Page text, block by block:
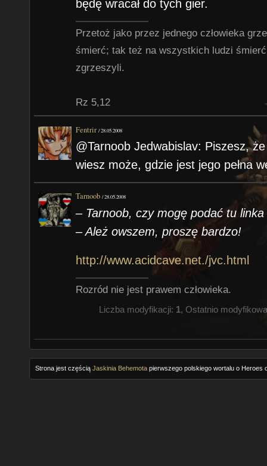
przez 3DO odnośnie tego, jakie
produkować i rozwijać były
zarządowi d.s. sprzedaży!! Oto
developerów [takie jak NWC –
zrobić lub mogliby zrobić, a 'dział
szacował, ile z tych
sprzedać i to właśnie
danej gry – lub nawet o tym, czy
tworzenia. Szaleństwo!
CGM: Jak bardzo byłeś
Might and Magic IV’ lub 'Might
tych grach?
JVC: Pracowałem nad
Potem, gdy sprawy zaczęły się
przyznać teamowi tworzącemu
grę pod względem zabawy, choć
których byłem bardzo
będę wracał do tych gier.
Przetoż jako przez jednego człowieka
śmierć; tak też na wszystkich ludzi
zgrzeszyli.
Rz 5,12
Fentrir /28.05.2008
@Tarnoob Jedwabislav: Piszesz,
wiesz może, gdzie jest jego pełna
Tarnoob /28.05.2008
– Tarnoob, czy mogę podać tu
– Ależ owszem, proszę bardzo!
http://www.acidcave.net./jvc.html
Rozród nie jest prawem człowieka.
Liczba modyfikacji: 1, Ostatnio
Strona jest częścią Jaskinia Behemotapierwszego polskiego wortalu o Heroes